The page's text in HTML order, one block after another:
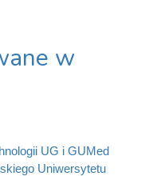
w
UG i GUMed
Uniwersytetu